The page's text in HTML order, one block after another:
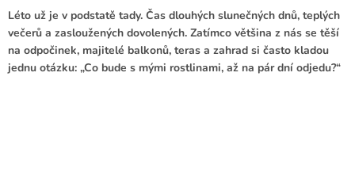
Léto už je v podstatě tady. Čas dlouhých slunečných dnů, teplých
večerů a zasloužených dovolených. Zatímco většina z nás se těší
na odpočinek, majitelé balkonů, teras a zahrad si často kladou
jednu otázku: „Co bude s mými rostlinami, až na pár dní odjedu?“